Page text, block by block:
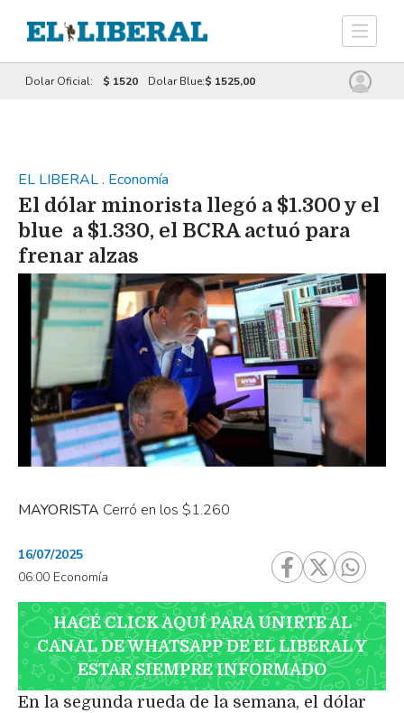
Dolar Oficial: $ 1520 Dolar Blue:$ 1525,00
EL LIBERAL. Economía
El dólar minorista llegó a $1.300 y el
blue a $1.330, el BCRA actuó para
frenar alzas
MAYORISTA Cerró en los $1.260
16/07/2025
06:00 Economía
HACÉ CLICK AQUÍ PARA UNIRTE AL
CANAL DE WHATSAPP DE EL LIBERAL Y
ESTAR SIEMPRE INFORMADO
En la segunda rueda de la semana, el dólar